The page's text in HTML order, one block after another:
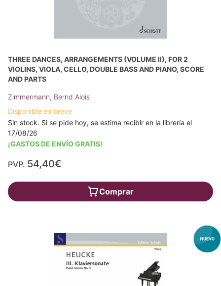
THREE DANCES, ARRANGEMENTS (VOLUME II), FOR 2
VIOLINS, VIOLA, CELLO, DOUBLE BASS AND PIANO, SCORE
AND PARTS
Zimmermann, Bernd Alois
Disponible en breve
Sin stock. Si se pide hoy, se estima recibir en la librería el
17/08/26
¡GASTOS DE ENVÍO GRATIS!
PVP. 54,40€
Comprar